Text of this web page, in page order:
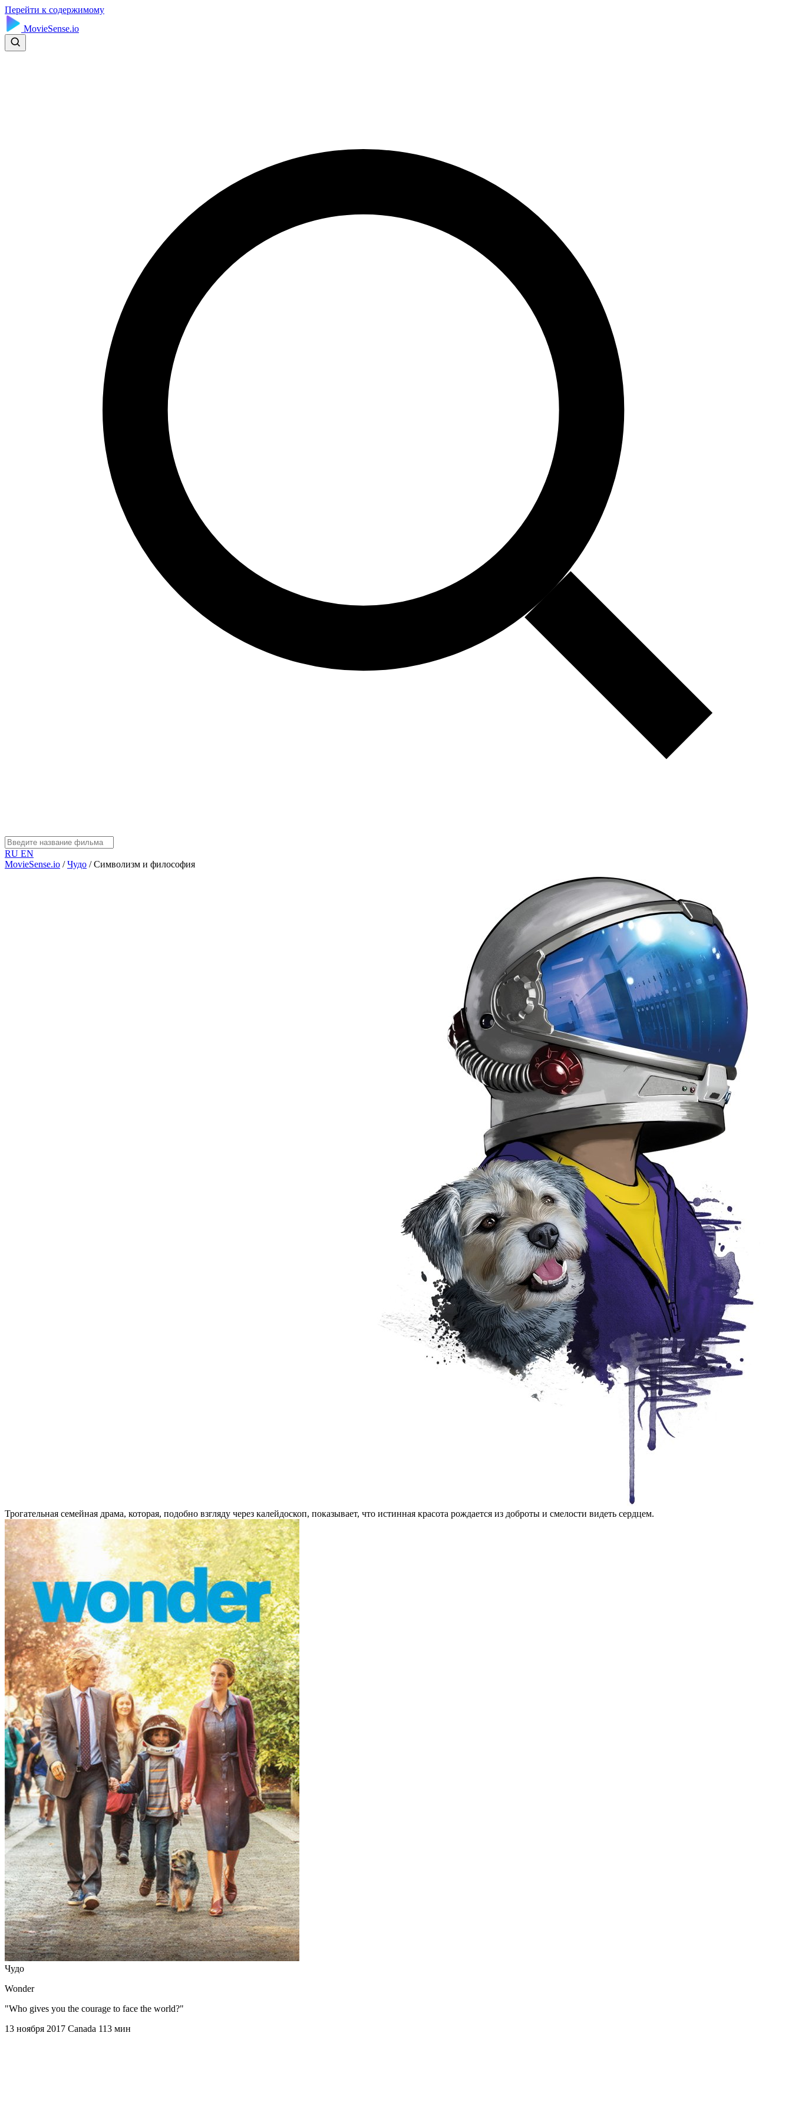
Перейти к содержимому
MovieSense.io
RU EN
MovieSense.io / Чудо / Символизм и философия
Трогательная семейная драма, которая, подобно взгляду через калейдоскоп, показывает, что истинная красота рождается из доброты и смелости видеть сердцем.
Чудо
Wonder
"Who gives you the courage to face the world?"
13 ноября 2017 Canada 113 мин